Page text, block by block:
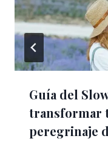
Guía del
transformar
peregrinaje